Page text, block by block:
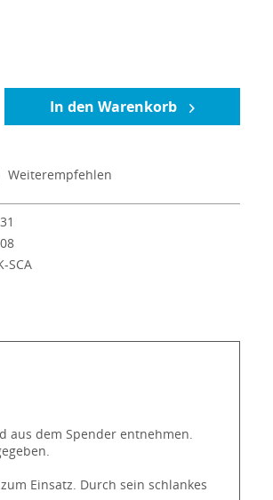
In den Warenkorb
Weiterempfehlen
SCA
aus dem Spender entnehmen.
Einsatz. Durch sein schlankes